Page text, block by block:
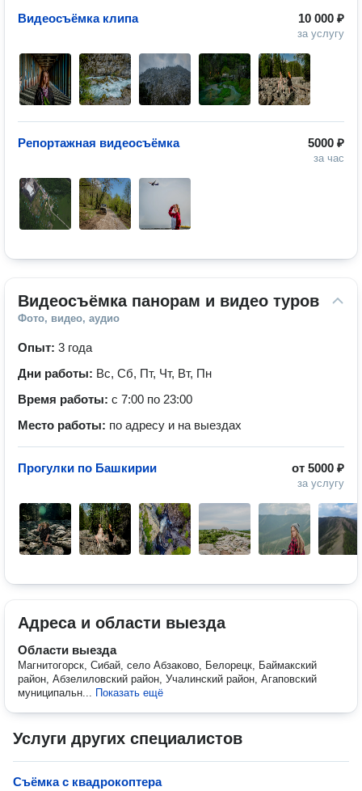
10 000 ₽
за услугу
Видеосъёмка клипа
5000 ₽
за час
Репортажная видеосъёмка
Видеосъёмка панорам и видео туров
Фото, видео, аудио
Опыт: 3 года
Дни работы: Вс, Сб, Пт, Чт, Вт, Пн
Время работы: с 7:00 по 23:00
Место работы: по адресу и на выездах
от 5000 ₽
за услугу
Прогулки по Башкирии
Адреса и области выезда
Области выезда
Магнитогорск, Сибай, село Абзаково, Белорецк, Баймакский
район, Абзелиловский район, Учалинский район, Агаповский
муниципальн... Показать ещё
Услуги других специалистов
Cъёмка с квадрокоптера